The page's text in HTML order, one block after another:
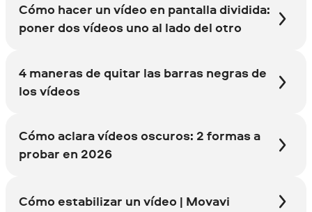
Cómo hacer un vídeo en pantalla dividida:
poner dos vídeos uno al lado del otro
4 maneras de quitar las barras negras de
los vídeos
Cómo aclara vídeos oscuros: 2 formas a
probar en 2026
Cómo estabilizar un vídeo | Movavi